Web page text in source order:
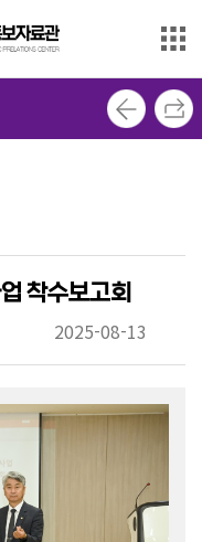
착수보고회
2025-08-13